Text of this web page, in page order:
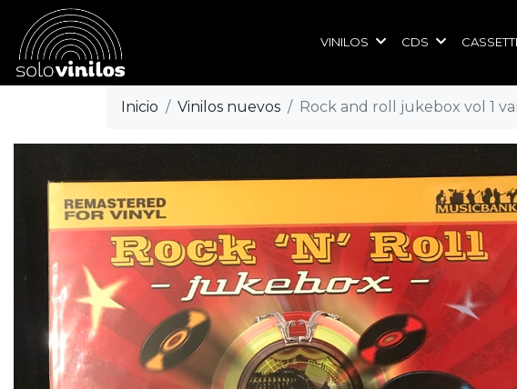
VINILOS CDS
Inicio Vinilos nuevos Rock and roll jukebox vol 1